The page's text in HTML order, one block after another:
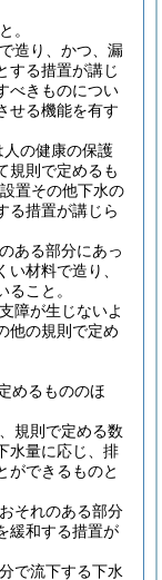
。
造り、かつ、漏
する措置が講じ
べきものについ
せる機能を有す
の健康の保護
規則で定めるも
置その他下水の
る措置が講じら
ある部分にあっ
材料で造り、
こと。
障が生じないよ
他の規則で定め
めるもののほ
規則で定める数
水量に応じ、排
ができるものと
それのある部分
緩和する措置が
で流下する下水